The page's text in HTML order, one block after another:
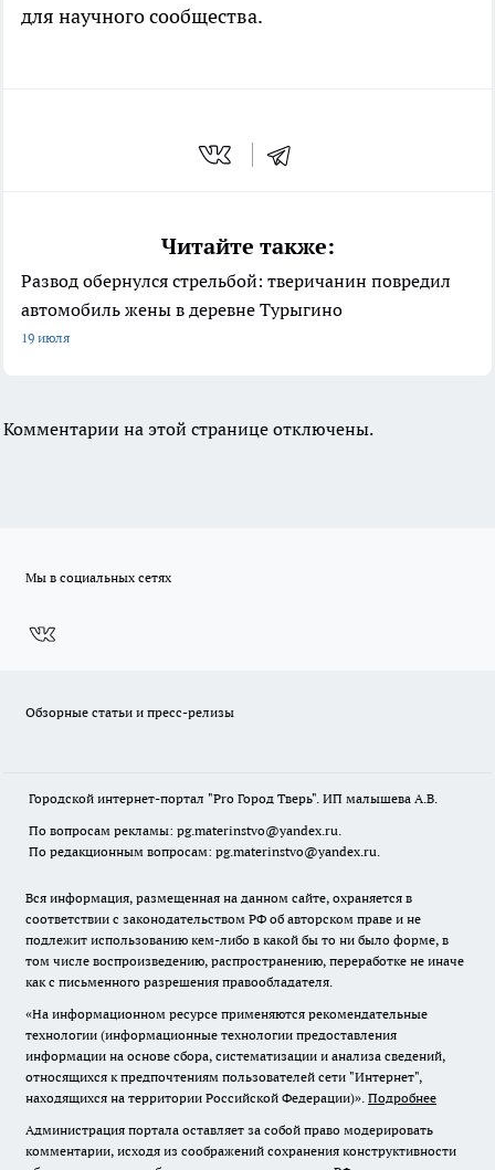
для научного сообщества.
Читайте также:
Развод обернулся стрельбой: тверичанин повредил
автомобиль жены в деревне Турыгино
19 июля
Комментарии на этой странице отключены.
Мы в социальных сетях
Обзорные статьи и пресс-релизы
Городской интернет-портал "Pro Город Тверь". ИП малышева А.В.
По вопросам рекламы: pg.materinstvo@yandex.ru.
По редакционным вопросам: pg.materinstvo@yandex.ru.
Вся информация, размещенная на данном сайте, охраняется в
соответствии с законодательством РФ об авторском праве и не
подлежит использованию кем-либо в какой бы то ни было форме, в
том числе воспроизведению, распространению, переработке не иначе
как с письменного разрешения правообладателя.
«На информационном ресурсе применяются рекомендательные
технологии (информационные технологии предоставления
информации на основе сбора, систематизации и анализа сведений,
относящихся к предпочтениям пользователей сети "Интернет",
находящихся на территории Российской Федерации)». Подробнее
Администрация портала оставляет за собой право модерировать
комментарии, исходя из соображений сохранения конструктивности